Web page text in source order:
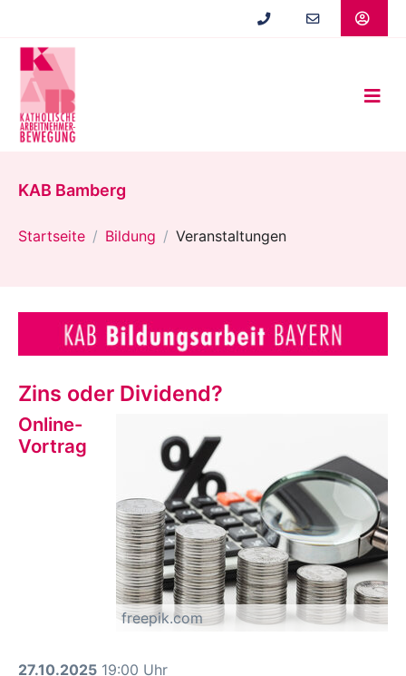
springen
KAB Bamberg
Startseite Bildung Veranstaltungen
Zins oder Dividend?
freepik.com
Online-
Vortrag
27.10.2025 19:00 Uhr